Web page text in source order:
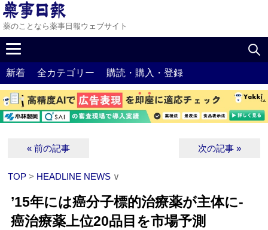
薬のことなら薬事日報ウェブサイト
新着 全カテゴリー 購読・購入・登録
« 前の記事 次の記事 »
TOP > HEADLINE NEWS ∨
’15年には癌分子標的治療薬が主体に‐
癌治療薬上位20品目を市場予測